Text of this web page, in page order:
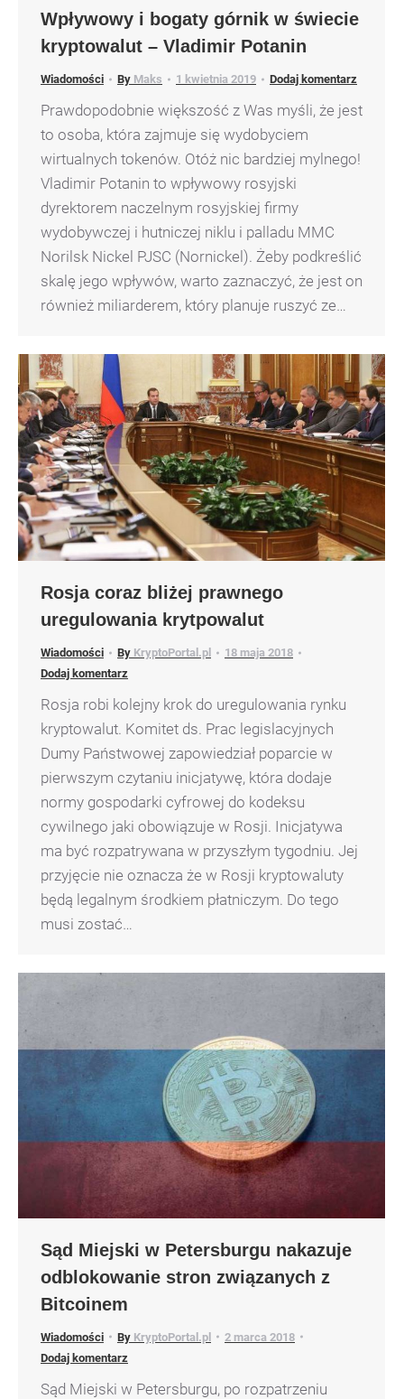
Wpływowy i bogaty górnik w świecie
kryptowalut – Vladimir Potanin
Wiadomości By Maks 1 kwietnia 2019 Dodaj komentarz
Prawdopodobnie większość z Was myśli, że jest
to osoba, która zajmuje się wydobyciem
wirtualnych tokenów. Otóż nic bardziej mylnego!
Vladimir Potanin to wpływowy rosyjski
dyrektorem naczelnym rosyjskiej firmy
wydobywczej i hutniczej niklu i palladu MMC
Norilsk Nickel PJSC (Nornickel). Żeby podkreślić
skalę jego wpływów, warto zaznaczyć, że jest on
również miliarderem, który planuje ruszyć ze…
Rosja coraz bliżej prawnego
uregulowania krytpowalut
Wiadomości By KryptoPortal.pl
18 maja 2018
Dodaj komentarz
Rosja robi kolejny krok do uregulowania rynku
kryptowalut. Komitet ds. Prac legislacyjnych
Dumy Państwowej zapowiedział poparcie w
pierwszym czytaniu inicjatywę, która dodaje
normy gospodarki cyfrowej do kodeksu
cywilnego jaki obowiązuje w Rosji. Inicjatywa
ma być rozpatrywana w przyszłym tygodniu. Jej
przyjęcie nie oznacza że w Rosji kryptowaluty
będą legalnym środkiem płatniczym. Do tego
musi zostać…
Sąd Miejski w Petersburgu nakazuje
odblokowanie stron związanych z
Bitcoinem
Wiadomości By KryptoPortal.pl
2 marca 2018
Dodaj komentarz
Sąd Miejski w Petersburgu, po rozpatrzeniu